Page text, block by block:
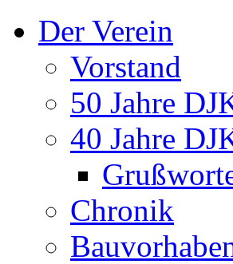
Der Verein
Vorstand
50 Jahre
40 Jahre
Chronik